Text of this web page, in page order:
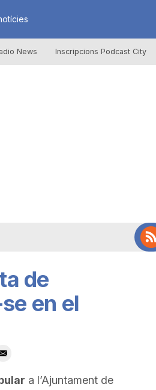
News Inscripcions Podcast City
de
en el
a l’Ajuntament de